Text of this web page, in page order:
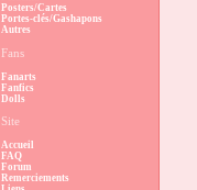
Posters/Cartes
Portes-clés/Gashapons
Autres
Fans
Fanarts
Fanfics
Dolls
Site
Accueil
FAQ
Forum
Remerciements